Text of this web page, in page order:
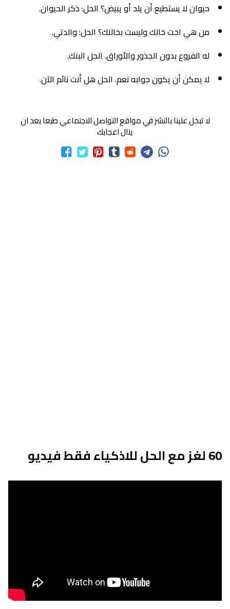
حيوان لا يستطيع أن يلد أو يبيض؟ الحل: ذكر الحيوان.
من هي اخت خالك وليست بخالتك؟ الحل: والدتي.
له الفروع بدون الجذور والأوراق. الحل البنك.
لا يمكن أن يكون جوابه نعم. الحل هل أنت نائم الآن.
لا تبخل علينا بالنشر في مواقع التواصل الاجتماعي طبعا بعد ان
ينال اعجابك
60 لغز مع الحل للاذكياء فقط فيديو